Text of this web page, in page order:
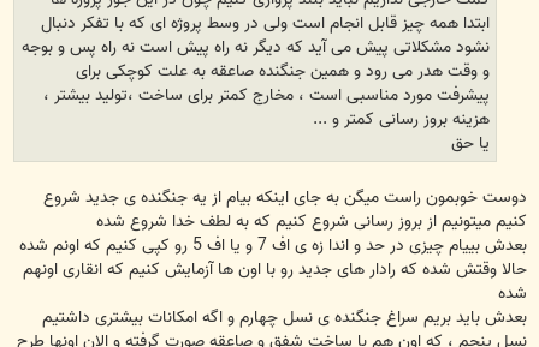
ابتدا همه چیز قابل انجام است ولی در وسط پروژه ای که با تفکر دنبال
نشود مشکلاتی پیش می آید که دیگر نه راه پیش است نه راه پس و بوجه
و وقت هدر می رود و همین جنگنده صاعقه به علت کوچکی برای
پیشرفت مورد مناسبی است ، مخارج کمتر برای ساخت ،تولید بیشتر ،
هزینه بروز رسانی کمتر و ...
یا حق
دوست خوبمون راست میگن به جای اینکه بیام از یه جنگنده ی جدید شروع
کنیم میتونیم از بروز رسانی شروع کنیم که به لطف خدا شروع شده
بعدش بییام چیزی در حد و اندا زه ی اف 7 و یا اف 5 رو کپی کنیم که اونم شده
حالا وقتش شده که رادار های جدید رو با اون ها آزمایش کنیم که انقاری اونهم
شده
بعدش باید بریم سراغ جنگنده ی نسل چهارم و اگه امکانات بیشتری داشتیم